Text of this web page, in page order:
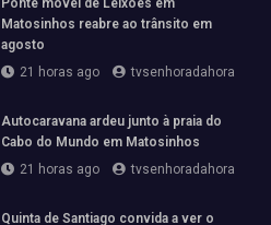
Matosinhos reabre ao trânsito em
agosto
21 horas ago
tvsenhoradahora
Autocaravana ardeu junto à praia do
Cabo do Mundo em Matosinhos
21 horas ago
tvsenhoradahora
Quinta de Santiago convida a ver o